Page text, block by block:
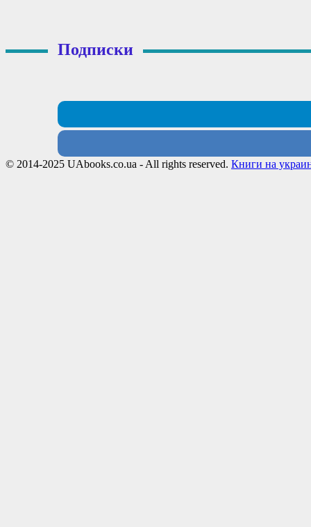
Подписки
© 2014-2025 UAbooks.co.ua - All rights reserved. Книги на